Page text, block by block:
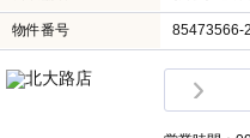
物件番号 85473566-